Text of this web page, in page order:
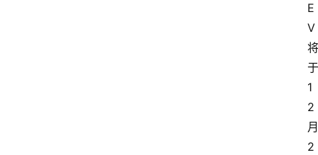
E
V
将
于
1
2
月
2